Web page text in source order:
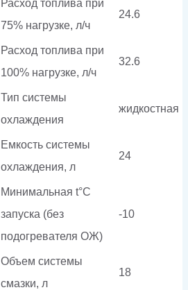
Расход топлива при
75% нагрузке, л/ч
24.6
Расход топлива при
100% нагрузке, л/ч
32.6
Тип системы
охлаждения
жидкостная
Емкость системы
охлаждения, л
24
Минимальная t°С
запуска (без
подогревателя ОЖ)
-10
Объем системы
смазки, л
18